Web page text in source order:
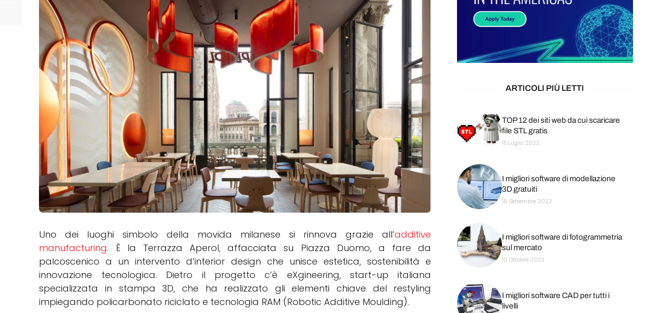
Software 3D
Stampanti 3D
Video
Uno dei luoghi simbolo della movida milanese si rinnova grazie all’additive
manufacturing. È la Terrazza Aperol, affacciata su Piazza Duomo, a fare da
palcoscenico a un intervento d’interior design che unisce estetica, sostenibilità e
innovazione tecnologica. Dietro il progetto c’è eXgineering, start-up italiana
specializzata in stampa 3D, che ha realizzato gli elementi chiave del restyling
impiegando policarbonato riciclato e tecnologia RAM (Robotic Additive Moulding).
ARTICOLI PIÙ LETTI
TOP 12 dei siti web da cui scaricare
file STL gratis
15 Luglio 2022
I migliori software di modellazione
3D gratuiti
16 Settembre 2022
I migliori software di fotogrammetria
sul mercato
10 Ottobre 2023
I migliori software CAD per tutti i
livelli